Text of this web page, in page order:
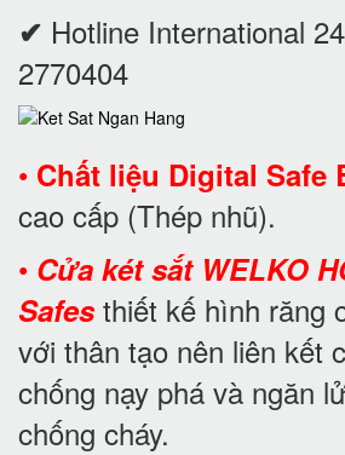
✔ Hotline International
2770404
• Chất liệu Digital Safe
cao cấp (Thép nhũ).
• Cửa két sắt WELKO
Safes thiết kế hình răng
với thân tạo nên liên kết
chống nạy phá và ngăn
chống cháy.